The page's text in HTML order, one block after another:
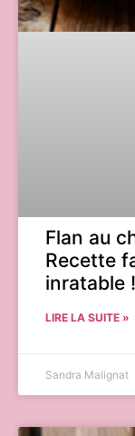
Flan au
Recette
inratable !
LIRE LA SUITE »
Sandra Malignat